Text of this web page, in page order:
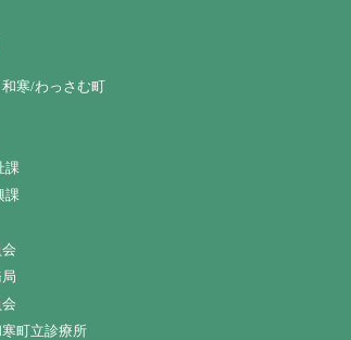
寒/わっさむ町
課
課
町立診療所